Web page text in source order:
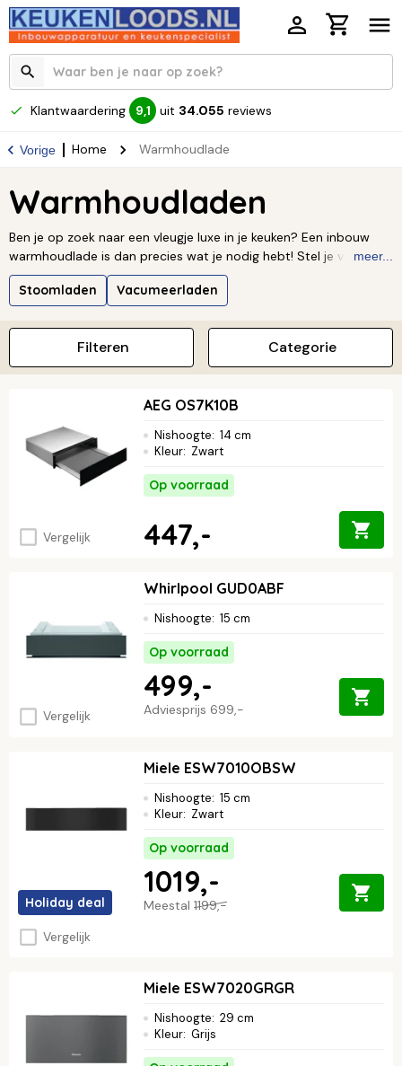
Klantwaardering 9,1 uit 34.055 reviews
Vorige Home Warmhoudlade
Warmhoudladen
Ben je op zoek naar een vleugje luxe in je keuken? Een inbouw
warmhoudlade is dan precies wat je nodig hebt! Stel je voor: een
slim apparaat dat perfect in je keuken past. Het is ideaal om je
borden voor te verwarmen, maar je kunt er nog zoveel meer
erin rijzen, of ontdooi maaltijden op een zachte manier. Met een
strak design en eenvoudige bediening wordt koken meteen een
stuk makkelijker en leuker. Ontdek zelf hoe deze handige
meer...
Stoomladen Vacumeerladen
Categorie
Filteren
Vergelijk
AEG OS7K10B
Nishoogte: 14 cm
Kleur: Zwart
Op voorraad
447,-
Vergelijk
Whirlpool GUD0ABF
Nishoogte: 15 cm
Op voorraad
Adviesprijs 699,-
499,-
Holiday deal
Vergelijk
Miele ESW7010OBSW
Nishoogte: 15 cm
Kleur: Zwart
Op voorraad
Meestal 1199,-
1019,-
Miele ESW7020GRGR
Nishoogte: 29 cm
Kleur: Grijs